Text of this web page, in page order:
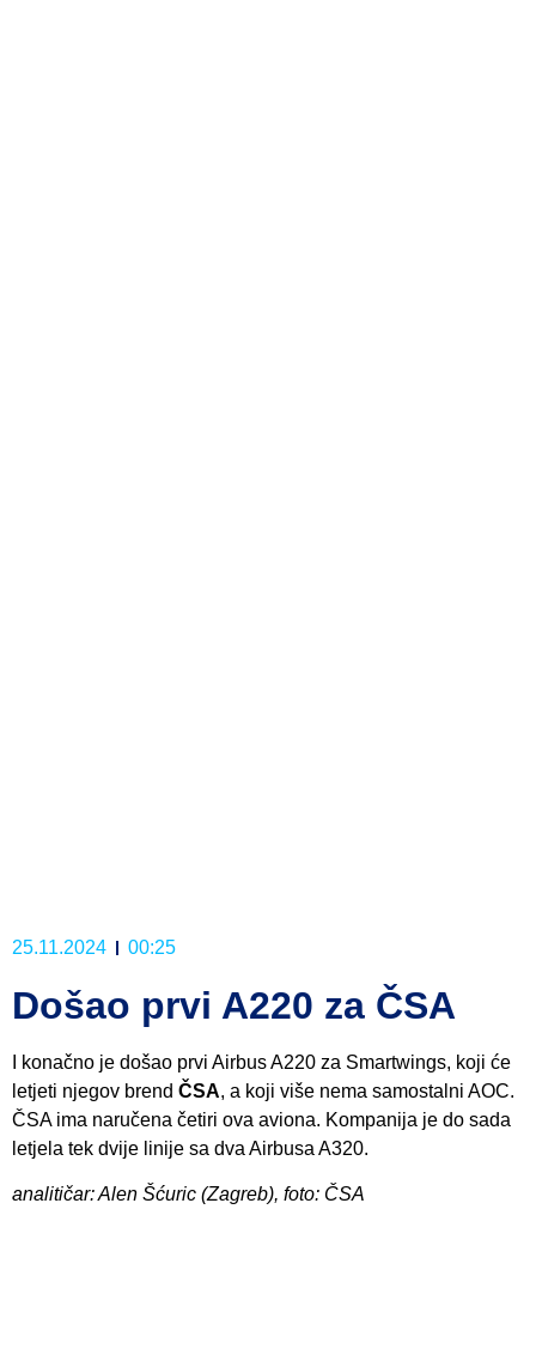
25.11.2024 00:25
Došao prvi A220 za ČSA
I konačno je došao prvi Airbus A220 za Smartwings, koji će
letjeti njegov brend ČSA, a koji više nema samostalni AOC.
ČSA ima naručena četiri ova aviona. Kompanija je do sada
letjela tek dvije linije sa dva Airbusa A320.
analitičar: Alen Šćuric (Zagreb), foto: ČSA